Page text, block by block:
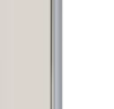
2015